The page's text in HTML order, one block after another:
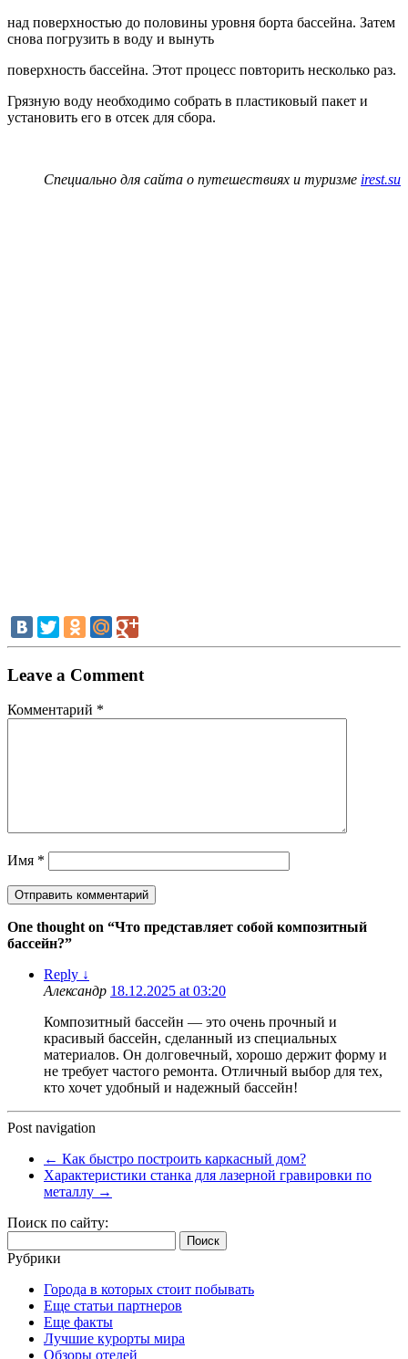
над поверхностью до половины уровня борта бассейна. Затем
снова погрузить в воду и вынуть
поверхность бассейна. Этот процесс повторить несколько раз.
Грязную воду необходимо собрать в пластиковый пакет и
установить его в отсек для сбора.
Специально для сайта о путешествиях и туризме irest.su
Leave a Comment
Комментарий *
Имя *
One thought on “Что представляет собой композитный
бассейн?”
Reply ↓
Александр 18.12.2025 at 03:20
Композитный бассейн — это очень прочный и
красивый бассейн, сделанный из специальных
материалов. Он долговечный, хорошо держит форму и
не требует частого ремонта. Отличный выбор для тех,
кто хочет удобный и надежный бассейн!
Post navigation
← Как быстро построить каркасный дом?
Характеристики станка для лазерной гравировки по
металлу →
Поиск по сайту:
Рубрики
Города в которых стоит побывать
Еще статьи партнеров
Еще факты
Лучшие курорты мира
Обзоры отелей